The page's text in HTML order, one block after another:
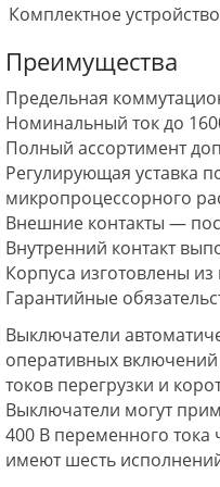
Комплектное
Преимущества
Предельная
Номинальный ток до
Полный ассортимент
Регулирующая уставка
микропроцессорного
Внешние контакты —
Внутренний контакт
Корпуса изготовлены
Гарантийные
Выключатели
оперативных
токов перегрузки и
Выключатели могут
400 В переменного тока
имеют шесть